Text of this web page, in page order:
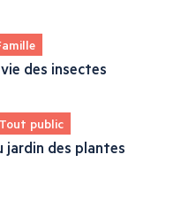
des insectes
Tout public
jardin des plantes